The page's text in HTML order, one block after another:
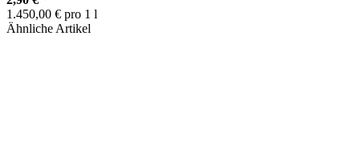
1.450,00 € pro 1 l
Ähnliche Artikel